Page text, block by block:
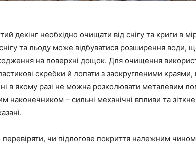
декінг необхідно очищати від снігу та криги в
та льоду може відбуватися розширення води,
на поверхні дощок. Для очищення
скребки й лопати з заокругленими
ні в якому разі не можна розколювати металевим
наконечником – сильні механічні впливи та
перевіряти, чи підлогове покриття належним